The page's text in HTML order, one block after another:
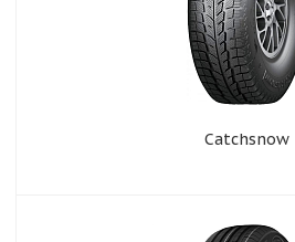
Catchsnow